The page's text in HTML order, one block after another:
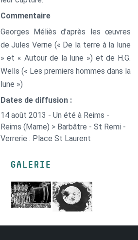
Commentaire
Georges Méliès d’après les œuvres
de Jules Verne (« De la terre à la lune
» et « Autour de la lune ») et de H.G.
Wells (« Les premiers hommes dans la
lune »)
Dates de diffusion :
14 août 2013 - Un été à Reims -
Reims (Marne) > Barbâtre - St Remi -
Verrerie : Place St Laurent
GALERIE